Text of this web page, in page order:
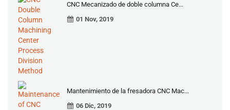
CNC Mecanizado de doble columna Ce...
01 Nov, 2019
Mantenimiento de la fresadora CNC Mac...
06 Dic, 2019